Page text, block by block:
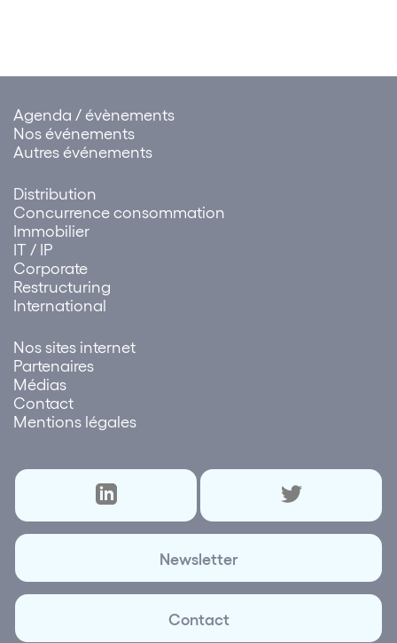
Agenda / évènements
Nos événements
Autres événements
Distribution
Concurrence consommation
Immobilier
IT / IP
Corporate
Restructuring
International
Nos sites internet
Partenaires
Médias
Contact
Mentions légales
Newsletter
Contact